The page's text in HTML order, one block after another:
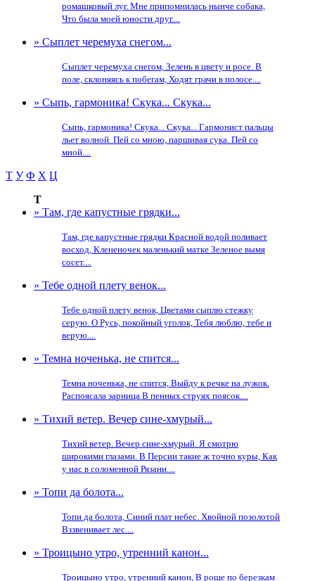
ромашковый луг. Мне припомнилась нынче собака,
Что была моей юности друг....
» Сыплет черемуха снегом...
Сыплет черемуха снегом, Зелень в цвету и росе. В
поле, склоняясь к побегам, Ходят грачи в полосе....
» Сыпь, гармоника! Скука... Скука...
Сыпь, гармоника! Скука... Скука... Гармонист пальцы
льет волной. Пей со мною, паршивая сука. Пей со
мной....
Т У Ф Х Ц
Т
» Там, где капустные грядки...
Там, где капустные грядки Красной водой поливает
восход, Клененочек маленький матке Зеленое вымя
сосет....
» Тебе одной плету венок...
Тебе одной плету венок, Цветами сыплю стежку
серую. О Русь, покойный уголок, Тебя люблю, тебе и
верую....
» Темна ноченька, не спится...
Темна ноченька, не спится, Выйду к речке на лужок.
Распоясала зарница В пенных струях поясок....
» Тихий ветер. Вечер сине-хмурый...
Тихий ветер. Вечер сине-хмурый. Я смотрю
широкими глазами. В Персии такие ж точно куры, Как
у нас в соломенной Рязани....
» Топи да болота...
Топи да болота, Синий плат небес. Хвойной позолотой
Вззвенивает лес....
» Троицыно утро, утренний канон...
Троицыно утро, утренний канон, В роще по березкам